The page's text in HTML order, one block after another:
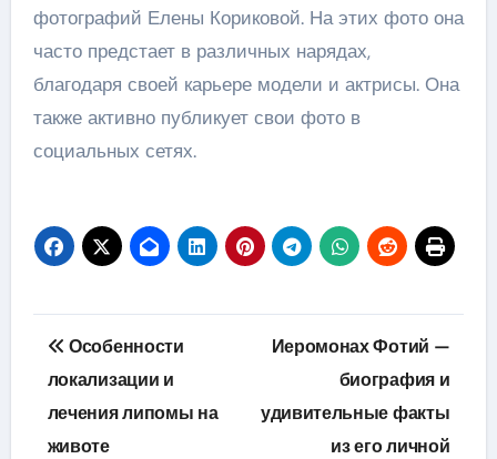
фотографий Елены Кориковой. На этих фото она
часто предстает в различных нарядах,
благодаря своей карьере модели и актрисы. Она
также активно публикует свои фото в
социальных сетях.
Навигация
по
записям
Особенности
локализации и
лечения липомы на
животе
Иеромонах Фотий —
биография и
удивительные факты
из его личной